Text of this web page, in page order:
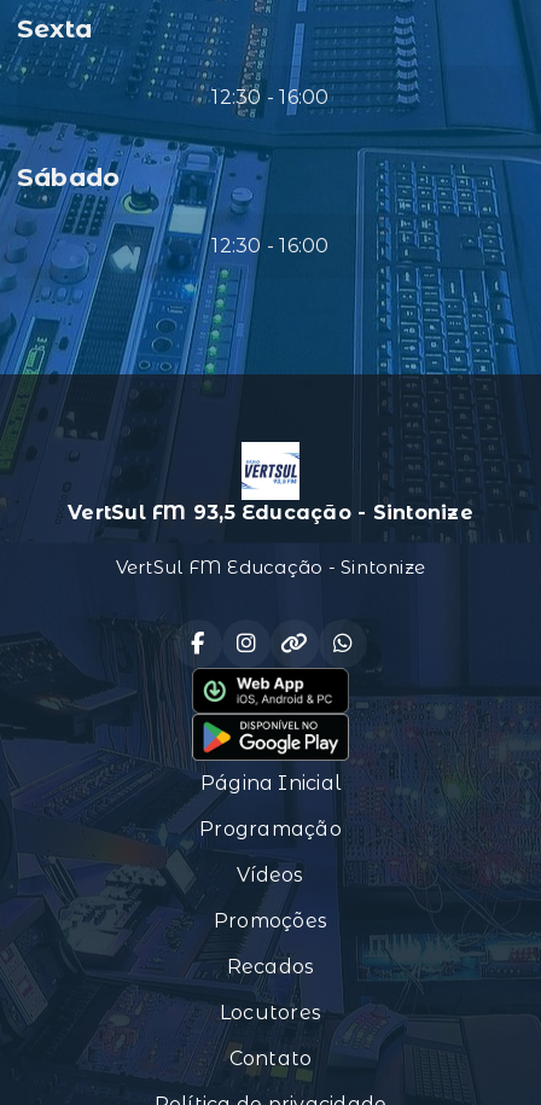
Sexta
12:30 - 16:00
Sábado
12:30 - 16:00
VertSul FM 93,5 Educação - Sintonize
VertSul FM Educação - Sintonize
Página Inicial
Programação
Vídeos
Promoções
Recados
Locutores
Contato